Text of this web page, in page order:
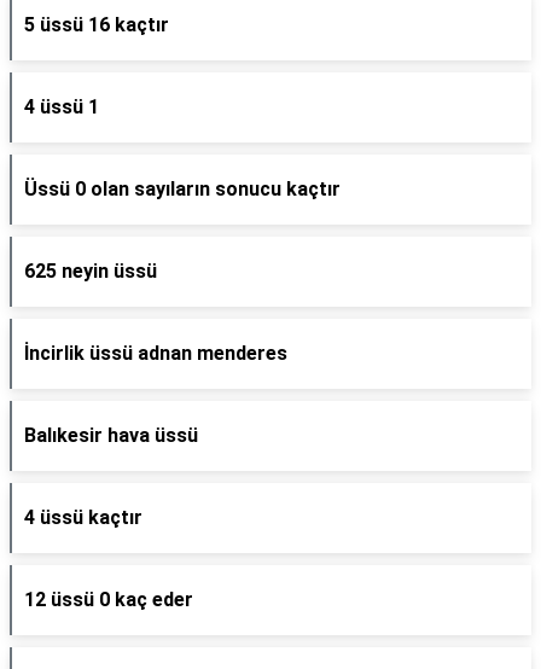
5 üssü 16 kaçtır
4 üssü 1
Üssü 0 olan sayıların sonucu kaçtır
625 neyin üssü
İncirlik üssü adnan menderes
Balıkesir hava üssü
4 üssü kaçtır
12 üssü 0 kaç eder